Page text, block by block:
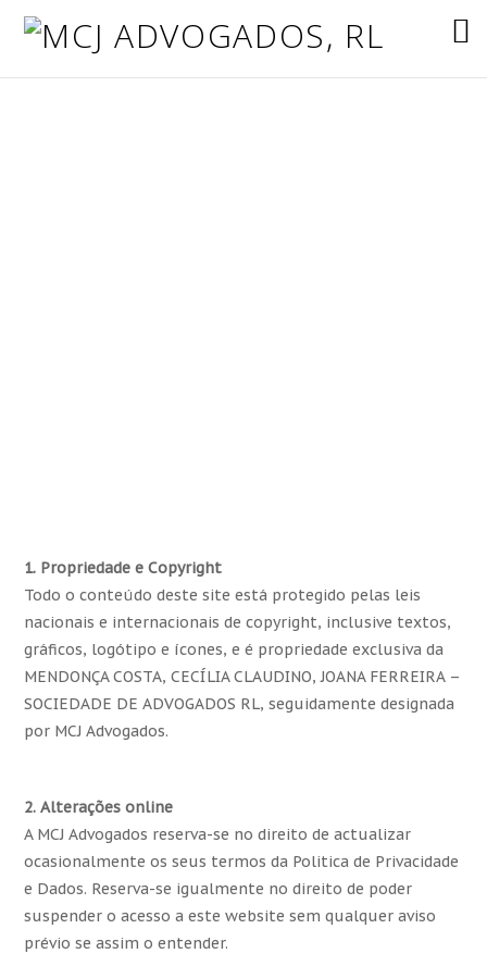
1. Propriedade e Copyright
Todo o conteúdo deste site está protegido pelas leis
nacionais e internacionais de copyright, inclusive textos,
gráficos, logótipo e ícones, e é propriedade exclusiva da
MENDONÇA COSTA, CECÍLIA CLAUDINO, JOANA FERREIRA –
SOCIEDADE DE ADVOGADOS RL, seguidamente designada
por MCJ Advogados.
2. Alterações online
A MCJ Advogados reserva-se no direito de actualizar
ocasionalmente os seus termos da Politica de Privacidade
e Dados. Reserva-se igualmente no direito de poder
suspender o acesso a este website sem qualquer aviso
prévio se assim o entender.